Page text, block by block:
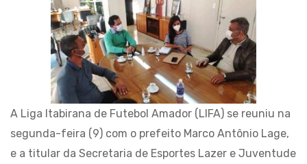
A Liga Itabirana de Futebol Amador (LIFA) se reuniu na
segunda-feira (9) com o prefeito Marco Antônio Lage,
e a titular da Secretaria de Esportes Lazer e Juventude